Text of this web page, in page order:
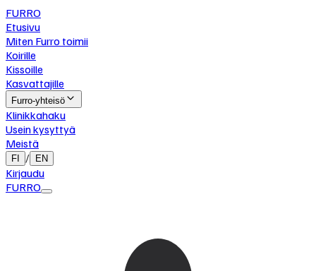
FURRO
Etusivu
Miten Furro toimii
Koirille
Kissoille
Kasvattajille
Furro-yhteisö
Klinikkahaku
Usein kysyttyä
Meistä
FI / EN
Kirjaudu
FURRO